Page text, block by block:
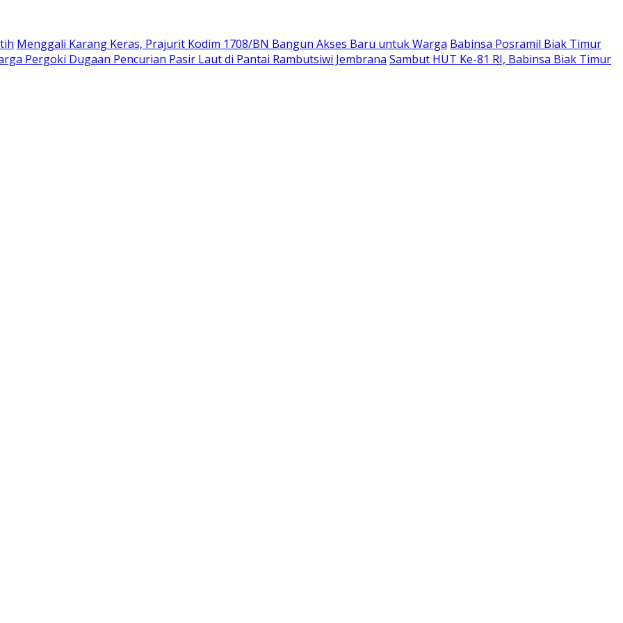
Menggali Karang Keras, Prajurit Kodim 1708/BN Bangun Akses Baru untuk Warga Babinsa Posramil Biak Timur
Pergoki Dugaan Pencurian Pasir Laut di Pantai Rambutsiwi Jembrana Sambut HUT Ke-81 RI, Babinsa Biak Timur